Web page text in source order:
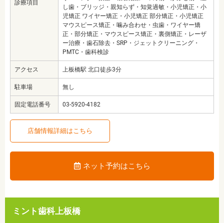
診療項目
し歯・ブリッジ・親知らず・知覚過敏・小児矯正・小
児矯正 ワイヤー矯正・小児矯正 部分矯正・小児矯正
マウスピース矯正・噛み合わせ・虫歯・ワイヤー矯
正・部分矯正・マウスピース矯正・裏側矯正・レーザ
ー治療・歯石除去・SRP・ジェットクリーニング・
PMTC・歯科検診
アクセス 上板橋駅 北口徒歩3分
駐車場 無し
固定電話番号 03-5920-4182
店舗情報詳細はこちら
ネット予約はこちら
ミント歯科上板橋